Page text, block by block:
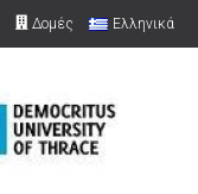
Δομές Ελληνικά